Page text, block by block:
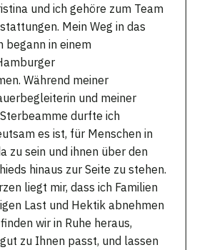
und ich gehöre zum Team
Mein Weg in das
begann in einem
Während meiner
und meiner
durfte ich
es ist, für Menschen in
zu sein und ihnen über den
hinaus zur Seite zu stehen.
liegt mir, dass ich Familien
Last und Hektik abnehmen
wir in Ruhe heraus,
zu Ihnen passt, und lassen